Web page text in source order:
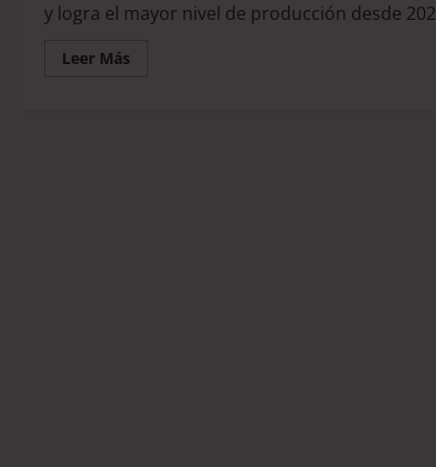
y logra el mayor nivel de producción desde
Leer Más